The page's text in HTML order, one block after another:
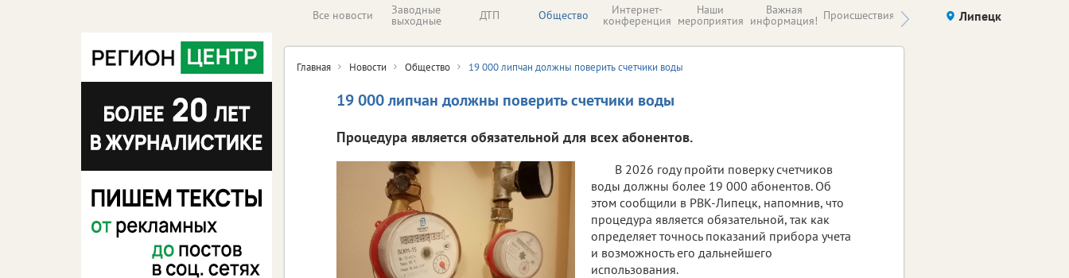
Все новости Заводные
выходные ДТП Общество Интернет-
конференция
Наши
мероприятия
Важная
информация! Происшествия Здоровье компаний (на
правах
Липецк
Главная Новости Общество 19 000 липчан должны поверить счетчики воды
19 000 липчан должны поверить счетчики воды
Процедура является обязательной для всех абонентов.
В 2026 году пройти поверку счетчиков
воды должны более 19 000 абонентов. Об
этом сообщили в РВК-Липецк, напомнив, что
процедура является обязательной, так как
определяет точнось показаний прибора учета
и возможность его дальнейшего
использования.